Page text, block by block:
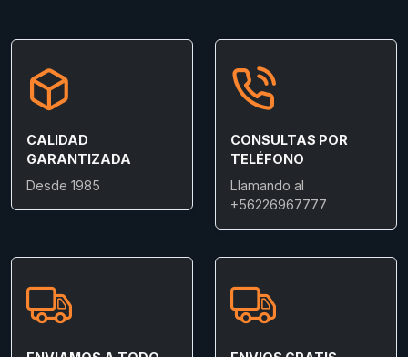
CALIDAD
GARANTIZADA
Desde 1985
CONSULTAS POR
TELÉFONO
Llamando al
+56226967777